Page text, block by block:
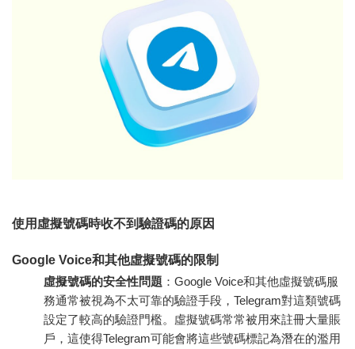
使用虛擬號碼時收不到驗證碼的原因
Google Voice和其他虛擬號碼的限制
虛擬號碼的安全性問題 ：Google Voice和其他虛擬號碼服
務通常被視為不太可靠的驗證手段，Telegram對這類號碼
設定了較高的驗證門檻。虛擬號碼常常被用來註冊大量賬
戶，這使得Telegram可能會將這些號碼標記為潛在的濫用